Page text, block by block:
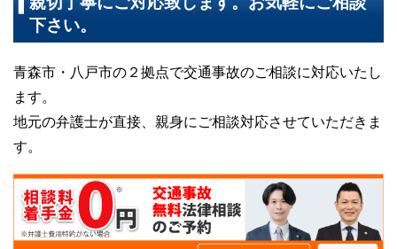
下さい。
青森市・八戸市の２拠点で交通事故のご相談に対応いたし
ます。
地元の弁護士が直接、親身にご相談対応させていただきま
す。